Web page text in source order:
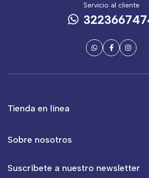
Servicio al cliente
Tienda en línea
Sobre nosotros
Suscríbete a nuestro newsletter